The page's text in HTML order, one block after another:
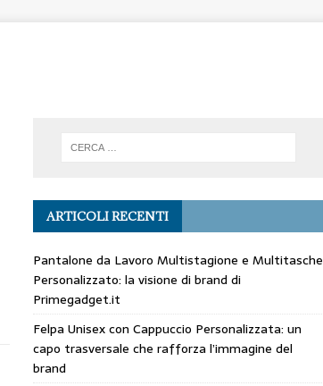
ARTICOLI RECENTI
Pantalone da Lavoro Multistagione e Multitasche
Personalizzato: la visione di brand di
Primegadget.it
Felpa Unisex con Cappuccio Personalizzata: un
capo trasversale che rafforza l’immagine del
brand